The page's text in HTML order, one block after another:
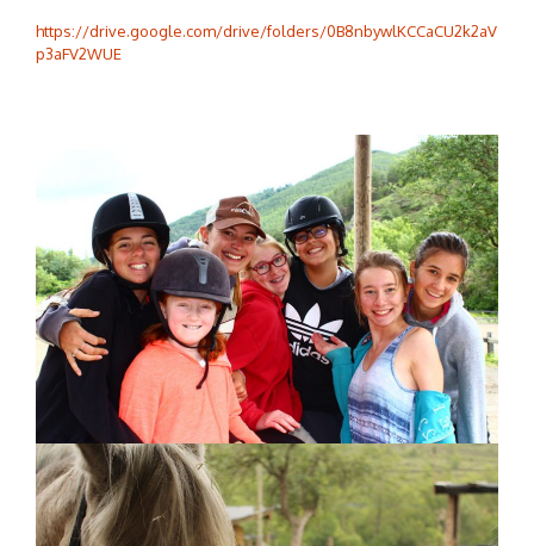
https://drive.google.com/drive/folders/0B8nbywlKCCaCU2k2aV
p3aFV2WUE